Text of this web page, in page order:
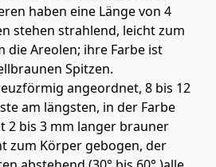
haben eine Länge von 4
stehen strahlend, leicht zum
die Areolen; ihre Farbe ist
Spitzen.
angeordnet, 8 bis 12
am längsten, in der Farbe
2 bis 3 mm langer brauner
zum Körper gebogen, der